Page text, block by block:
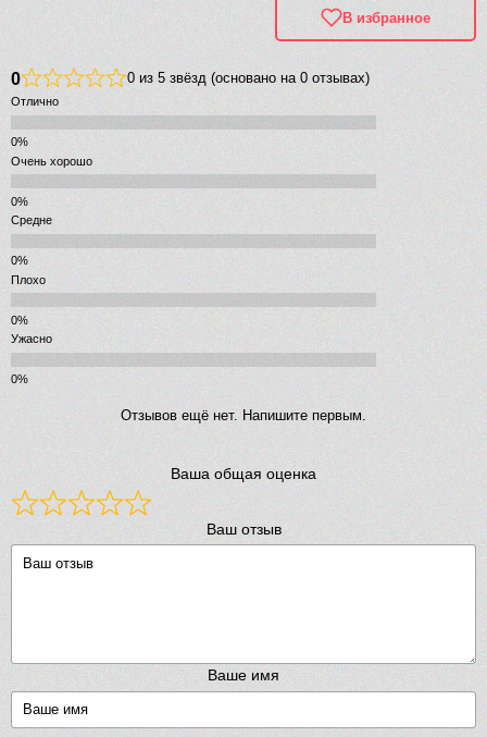
В избранное
0 0 из 5 звёзд (основано на 0 отзывах)
Отлично
Очень хорошо
Средне
Плохо
Ужасно
Отзывов ещё нет. Напишите первым.
Ваша общая оценка
Ваш отзыв
Ваше имя